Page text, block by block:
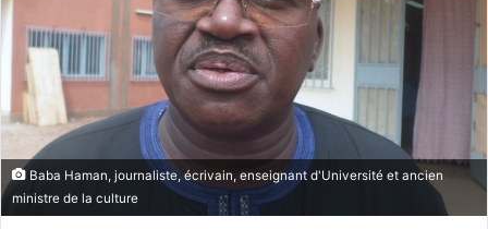
r
u
c
o
u
r
i
Baba Haman, journaliste, écrivain, enseignant d'Université et ancien
ministre de la culture